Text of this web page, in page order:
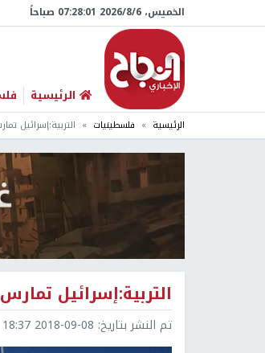
الخميس، 6/‏8/‏2026 07:28:02 صباحاً
الرئيسية
الرئيسية فلسطينيات التربية:إسرائيل
التربية:إسرائيل
تم النشر بتاريخ: 2018-09-08 18:37